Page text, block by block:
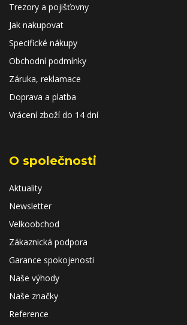
Trezory a pojišťovny
Jak nakupovat
Specifické nákupy
Obchodní podmínky
Záruka, reklamace
Doprava a platba
Vrácení zboží do 14 dní
O společnosti
Aktuality
Newsletter
Velkoobchod
Zákaznická podpora
Garance spokojenosti
Naše výhody
Naše značky
Reference